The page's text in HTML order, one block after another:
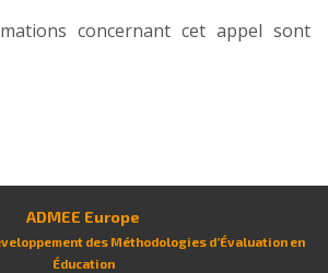
concernant cet appel sont
ADMEE Europe
des Méthodologies d’Évaluation en
Éducation